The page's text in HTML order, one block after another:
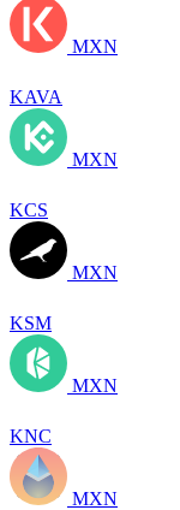
MXN
KAVA
MXN
KCS
MXN
KSM
MXN
KNC
MXN